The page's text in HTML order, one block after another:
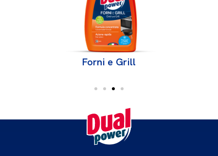
Forni e Grill